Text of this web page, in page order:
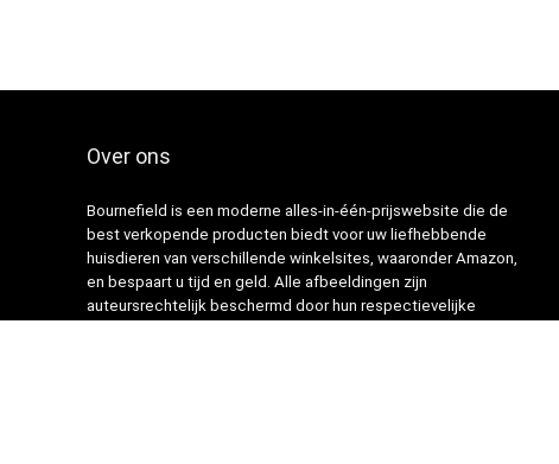
Over ons
Bournefield is een moderne alles-in-één-prijswebsite die de
best verkopende producten biedt voor uw liefhebbende
huisdieren van verschillende winkelsites, waaronder Amazon,
en bespaart u tijd en geld. Alle afbeeldingen zijn
auteursrechtelijk beschermd door hun respectievelijke